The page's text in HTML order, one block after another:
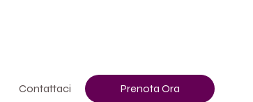
Prenota Ora
Contattaci